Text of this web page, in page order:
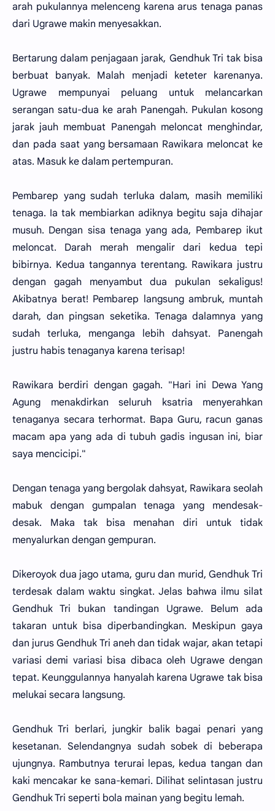
arah pukulannya melenceng karena arus tenaga panas
dari Ugrawe makin menyesakkan.
Bertarung dalam penjagaan jarak, Gendhuk Tri tak bisa
berbuat banyak. Malah menjadi keteter karenanya.
Ugrawe mempunyai peluang untuk melancarkan
serangan satu-dua ke arah Panengah. Pukulan kosong
jarak jauh membuat Panengah meloncat menghindar,
dan pada saat yang bersamaan Rawikara meloncat ke
atas. Masuk ke dalam pertempuran.
Pembarep yang sudah terluka dalam, masih memiliki
tenaga. Ia tak membiarkan adiknya begitu saja dihajar
musuh. Dengan sisa tenaga yang ada, Pembarep ikut
meloncat. Darah merah mengalir dari kedua tepi
bibirnya. Kedua tangannya terentang. Rawikara justru
dengan gagah menyambut dua pukulan sekaligus!
Akibatnya berat! Pembarep langsung ambruk, muntah
darah, dan pingsan seketika. Tenaga dalamnya yang
sudah terluka, menganga lebih dahsyat. Panengah
justru habis tenaganya karena terisap!
Rawikara berdiri dengan gagah. "Hari ini Dewa Yang
Agung menakdirkan seluruh ksatria menyerahkan
tenaganya secara terhormat. Bapa Guru, racun ganas
macam apa yang ada di tubuh gadis ingusan ini, biar
saya mencicipi."
Dengan tenaga yang bergolak dahsyat, Rawikara seolah
mabuk dengan gumpalan tenaga yang mendesak-
desak. Maka tak bisa menahan diri untuk tidak
menyalurkan dengan gempuran.
Dikeroyok dua jago utama, guru dan murid, Gendhuk Tri
terdesak dalam waktu singkat. Jelas bahwa ilmu silat
Gendhuk Tri bukan tandingan Ugrawe. Belum ada
takaran untuk bisa diperbandingkan. Meskipun gaya
dan jurus Gendhuk Tri aneh dan tidak wajar, akan tetapi
variasi demi variasi bisa dibaca oleh Ugrawe dengan
tepat. Keunggulannya hanyalah karena Ugrawe tak bisa
melukai secara langsung.
Gendhuk Tri berlari, jungkir balik bagai penari yang
kesetanan. Selendangnya sudah sobek di beberapa
ujungnya. Rambutnya terurai lepas, kedua tangan dan
kaki mencakar ke sana-kemari. Dilihat selintasan justru
Gendhuk Tri seperti bola mainan yang begitu lemah.